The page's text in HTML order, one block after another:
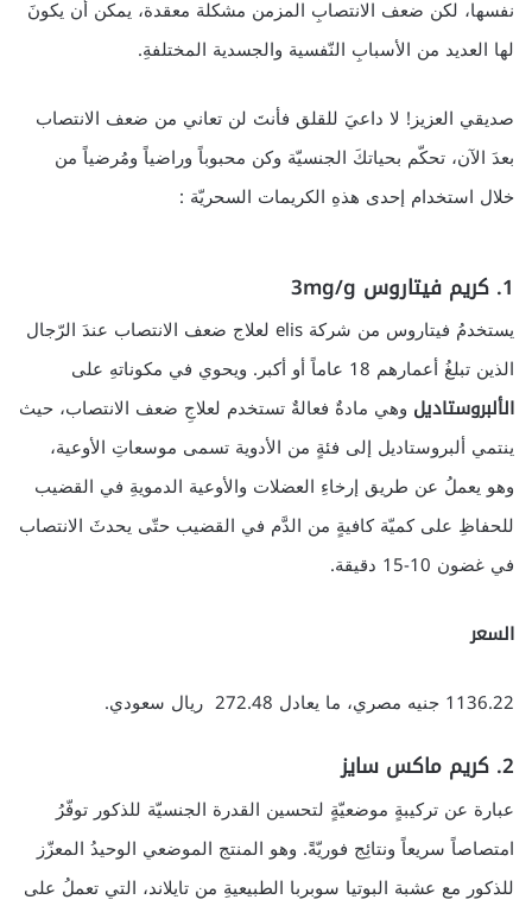
نفسها، لكن ضعف الانتصابِ المزمن مشكلة معقدة، يمكن أن يكونَ
لها العديد من الأسبابِ النّفسية والجسدية المختلفةِ.
صديقي العزيز! لا داعيَ للقلق فأنتَ لن تعاني من ضعف الانتصاب
بعدَ الآن، تحكّم بحياتكَ الجنسيّة وكن محبوباً وراضياً ومُرضياً من
خلال استخدام إحدى هذهِ الكريمات السحريّة :
1. كريم فيتاروس 3mg/g
يستخدمُ فيتاروس من شركة elis لعلاج ضعف الانتصاب عندَ الرّجال
الذين تبلغُ أعمارهم 18 عاماً أو أكبر. ويحوي في مكوناتهِ على
الألبروستاديل وهي مادةٌ فعالةٌ تستخدم لعلاجِ ضعف الانتصاب، حيث
ينتمي ألبروستاديل إلى فئةٍ من الأدوية تسمى موسعاتِ الأوعية،
وهو يعملُ عن طريق إرخاءِ العضلات والأوعية الدمويةِ في القضيب
للحفاظِ على كميّة كافيةٍ من الدَّم في القضيب حتّى يحدثَ الانتصاب
في غضون 10-15 دقيقة.
السعر
1136.22 جنيه مصري، ما يعادل 272.48 ريال سعودي.
2. كريم ماكس سايز
عبارة عن تركيبةٍ موضعيّةٍ لتحسين القدرة الجنسيّة للذكور توفّرُ
امتصاصاً سريعاً ونتائِج فوريّةً. وهو المنتج الموضعي الوحيدُ المعزّز
للذكور مع عشبة البوتيا سوبربا الطبيعيةِ من تايلاند، التي تعملُ على